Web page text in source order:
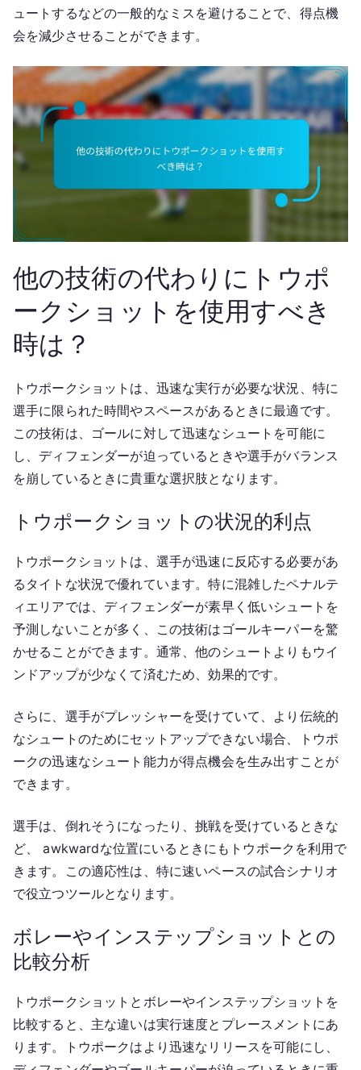
ュートするなどの一般的なミスを避けることで、得点機
会を減少させることができます。
他の技術の代わりにトウポ
ークショットを使用すべき
時は？
トウポークショットは、迅速な実行が必要な状況、特に
選手に限られた時間やスペースがあるときに最適です。
この技術は、ゴールに対して迅速なシュートを可能に
し、ディフェンダーが迫っているときや選手がバランス
を崩しているときに貴重な選択肢となります。
トウポークショットの状況的利点
トウポークショットは、選手が迅速に反応する必要があ
るタイトな状況で優れています。特に混雑したペナルテ
ィエリアでは、ディフェンダーが素早く低いシュートを
予測しないことが多く、この技術はゴールキーパーを驚
かせることができます。通常、他のシュートよりもウイ
ンドアップが少なくて済むため、効果的です。
さらに、選手がプレッシャーを受けていて、より伝統的
なシュートのためにセットアップできない場合、トウポ
ークの迅速なシュート能力が得点機会を生み出すことが
できます。
選手は、倒れそうになったり、挑戦を受けているときな
ど、 awkwardな位置にいるときにもトウポークを利用で
きます。この適応性は、特に速いペースの試合シナリオ
で役立つツールとなります。
ボレーやインステップショットとの
比較分析
トウポークショットとボレーやインステップショットを
比較すると、主な違いは実行速度とプレースメントにあ
ります。トウポークはより迅速なリリースを可能にし、